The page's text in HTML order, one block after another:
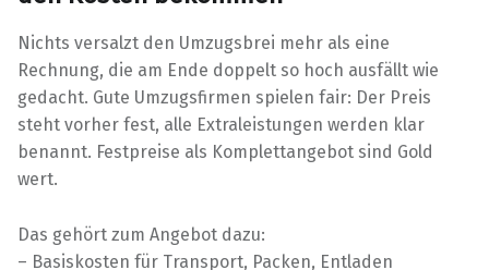
Nichts versalzt den Umzugsbrei mehr als eine
Rechnung, die am Ende doppelt so hoch ausfällt wie
gedacht. Gute Umzugsfirmen spielen fair: Der Preis
steht vorher fest, alle Extraleistungen werden klar
benannt. Festpreise als Komplettangebot sind Gold
wert.
Das gehört zum Angebot dazu:
– Basiskosten für Transport, Packen, Entladen